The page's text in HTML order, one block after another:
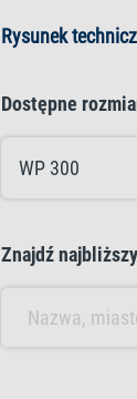
Rysunek
Dostępne
WP 300
Znajdź